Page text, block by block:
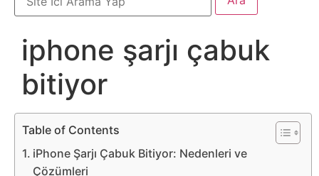
Arabalar
Bankacılık
İşlemleri
Belgesel
Bilgi
iphone şarjı çabuk
bitiyor
Table of Contents
iPhone Şarjı Çabuk Bitiyor: Nedenleri ve
Çözümleri